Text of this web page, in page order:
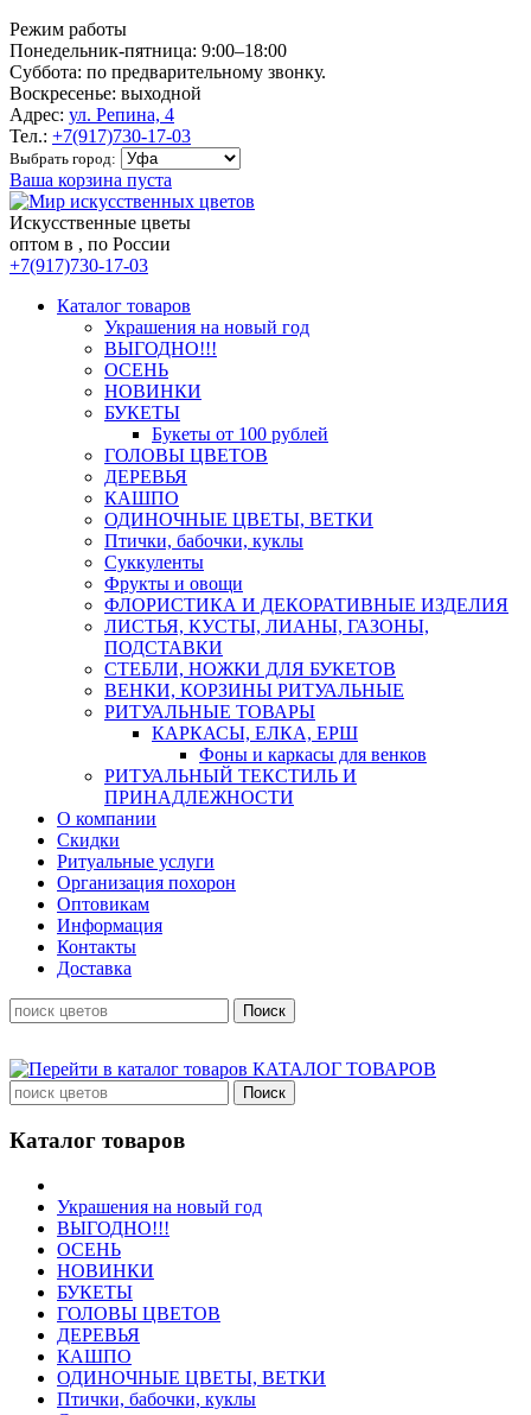
Режим работы
Понедельник-пятница: 9:00–18:00
Суббота: по предварительному звонку.
Воскресенье: выходной
Адрес: ул. Репина, 4
Тел.: +7(917)730-17-03
Выбрать город:
Ваша корзина пуста
Искусственные цветы
оптом в , по России
+7(917)730-17-03
Каталог товаров
Украшения на новый год
ВЫГОДНО!!!
ОСЕНЬ
НОВИНКИ
БУКЕТЫ
Букеты от 100 рублей
ГОЛОВЫ ЦВЕТОВ
ДЕРЕВЬЯ
КАШПО
ОДИНОЧНЫЕ ЦВЕТЫ, ВЕТКИ
Птички, бабочки, куклы
Суккуленты
Фрукты и овощи
ФЛОРИСТИКА И ДЕКОРАТИВНЫЕ ИЗДЕЛИЯ
ЛИСТЬЯ, КУСТЫ, ЛИАНЫ, ГАЗОНЫ,
ПОДСТАВКИ
СТЕБЛИ, НОЖКИ ДЛЯ БУКЕТОВ
ВЕНКИ, КОРЗИНЫ РИТУАЛЬНЫЕ
РИТУАЛЬНЫЕ ТОВАРЫ
КАРКАСЫ, ЕЛКА, ЕРШ
Фоны и каркасы для венков
РИТУАЛЬНЫЙ ТЕКСТИЛЬ И
ПРИНАДЛЕЖНОСТИ
О компании
Скидки
Ритуальные услуги
Организация похорон
Оптовикам
Информация
Контакты
Доставка
КАТАЛОГ ТОВАРОВ
Каталог товаров
Украшения на новый год
ВЫГОДНО!!!
ОСЕНЬ
НОВИНКИ
БУКЕТЫ
ГОЛОВЫ ЦВЕТОВ
ДЕРЕВЬЯ
КАШПО
ОДИНОЧНЫЕ ЦВЕТЫ, ВЕТКИ
Птички, бабочки, куклы